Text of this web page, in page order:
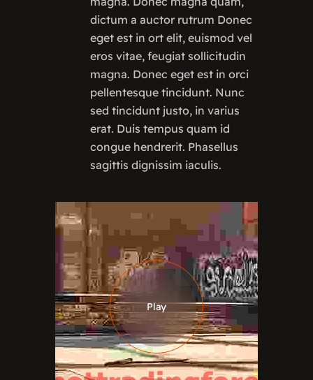
dictum a auctor rutrum Donec
eget est in ort elit, euismod vel
eros vitae, feugiat sollicitudin
magna. Donec eget est in orci
pellentesque tincidunt. Nunc
sed tincidunt justo, in varius
erat. Duis tempus quam id
congue hendrerit. Phasellus
sagittis dignissim iaculis.
Play